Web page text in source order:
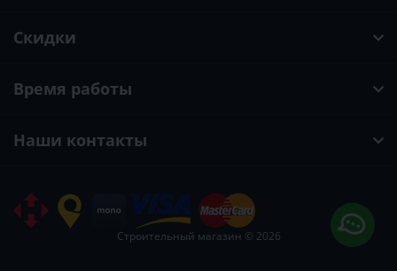
Скидки
Время работы
Наши контакты
Строительный магазин © 2026